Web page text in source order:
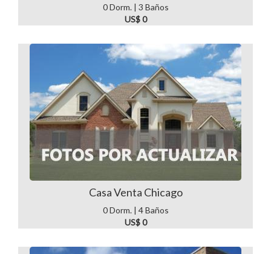
0 Dorm. | 3 Baños
US$ 0
Casa Venta Chicago
0 Dorm. | 4 Baños
US$ 0